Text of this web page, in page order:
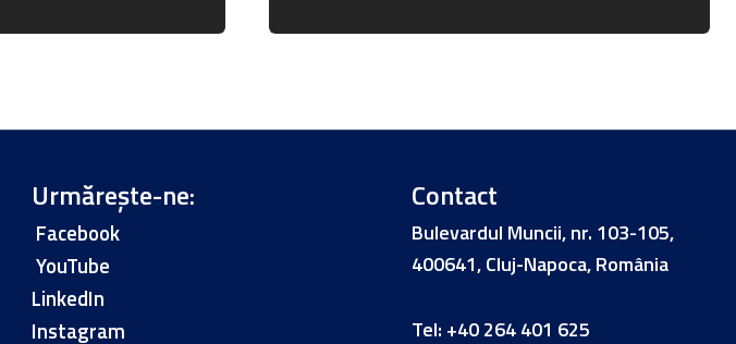
Urmărește-ne:
Facebook
YouTube
LinkedIn
Instagram
Contact
Bulevardul Muncii, nr. 103-105,
400641, Cluj-Napoca, România
Tel: +40 264 401 625